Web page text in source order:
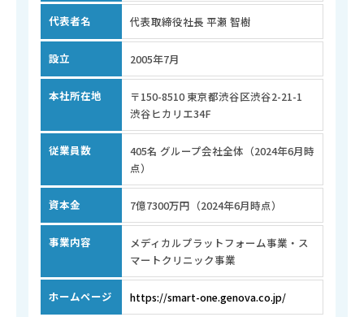
代表者名 代表取締役社長 平瀬 智樹
設立 2005年7月
本社所在地
〒150-8510 東京都渋谷区渋谷2-21-1
渋谷ヒカリエ34F
従業員数
405名 グループ会社全体（2024年6月時
点）
資本金 7億7300万円（2024年6月時点）
事業内容
メディカルプラットフォーム事業・ス
マートクリニック事業
ホームページ https://smart-one.genova.co.jp/